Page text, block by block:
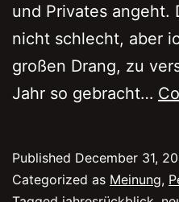
und Privates angeht.
nicht schlecht, aber
großen Drang, zu
Jahr so gebracht…
Published December 31,
Categorized as Meinung,